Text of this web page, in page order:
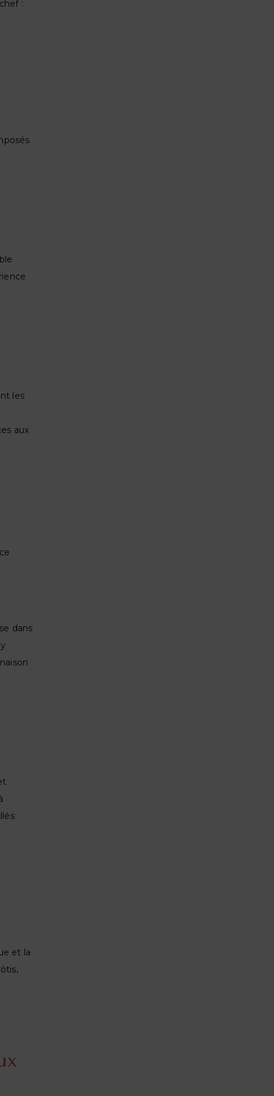
:
les
aux
dans
et la